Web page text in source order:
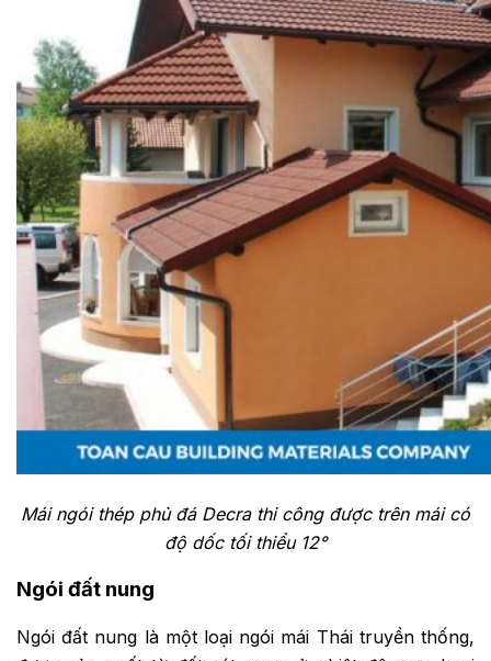
Mái ngói thép phủ đá Decra thi công được trên mái có
độ dốc tối thiểu 12°
Ngói đất nung
Ngói đất nung là một loại ngói mái Thái truyền thống,